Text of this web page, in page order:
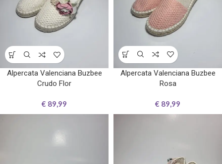
Alpercata Valenciana Buzbee
Crudo Flor
€ 89,99
Alpercata Valenciana Buzbee
Rosa
€ 89,99